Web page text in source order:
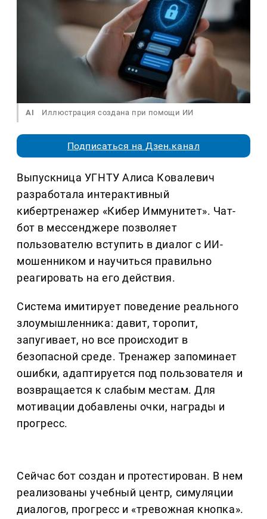
AI Иллюстрация создана при помощи ИИ
Подписаться на Дзен.канал
Выпускница УГНТУ Алиса Ковалевич
разработала интерактивный
кибертренажер «Кибер Иммунитет». Чат-
бот в мессенджере позволяет
пользователю вступить в диалог с ИИ-
мошенником и научиться правильно
реагировать на его действия.
Система имитирует поведение реального
злоумышленника: давит, торопит,
запугивает, но все происходит в
безопасной среде. Тренажер запоминает
ошибки, адаптируется под пользователя и
возвращается к слабым местам. Для
мотивации добавлены очки, награды и
прогресс.
Сейчас бот создан и протестирован. В нем
реализованы учебный центр, симуляции
диалогов, прогресс и «тревожная кнопка».